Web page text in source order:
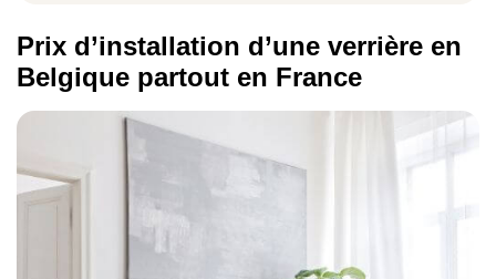
Montant HTVA
Installation d’une verrière sur mesure
Prix d’installation d’une verrière en
Belgique partout en France